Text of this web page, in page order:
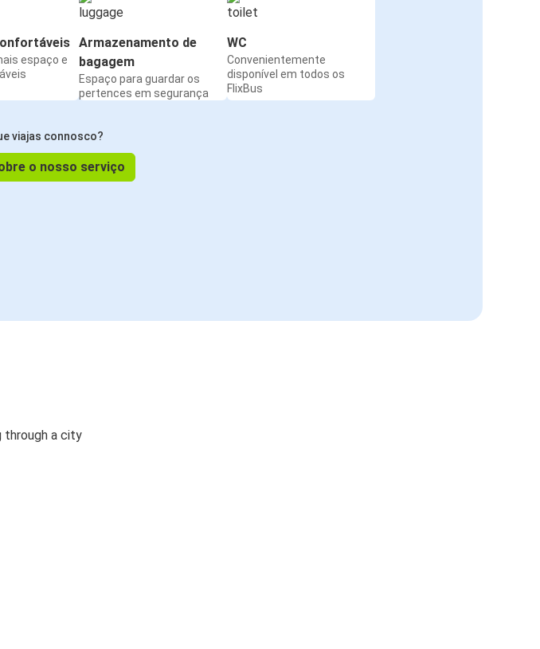
espaço e
Armazenamento de
bagagem
Espaço para guardar os
pertences em segurança
WC
Convenientemente
disponível em todos os
FlixBus
viajas connosco?
o nosso serviço